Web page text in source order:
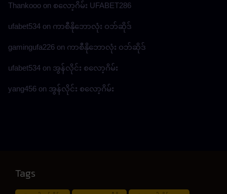
Thankooo on စလော့ဂိမ်း UFABET286
ufabet534 on ကာစီနိုဘောလုံး ဝဘ်ဆိုဒ်
gamingufa226 on ကာစီနိုဘောလုံး ဝဘ်ဆိုဒ်
ufabet534 on အွန်လိုင်း စလော့ဂိမ်း
yang456 on အွန်လိုင်း စလော့ဂိမ်း
Tags